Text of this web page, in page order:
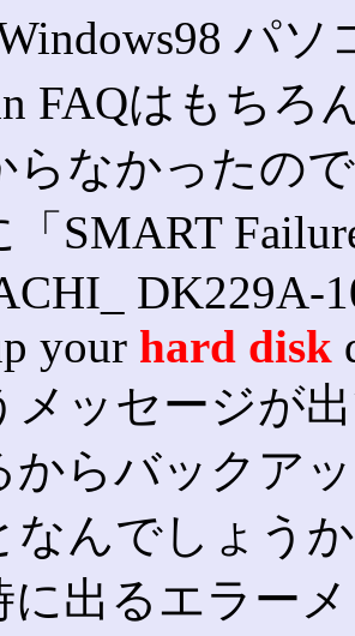
パ
FAQはもちろ
らなかったの
SMART
DK229A-
your hard disk
メッセージが
からバックア
なんでしょう
に出るエラー